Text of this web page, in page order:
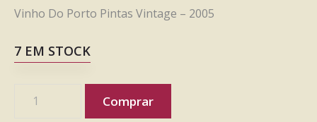
Vinho Do Porto Pintas Vintage – 2005
7 EM STOCK
Comprar